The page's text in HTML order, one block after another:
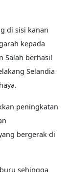
di sisi kanan
kepada
Salah berhasil
Selandia
peningkatan
bergerak di
sehingga